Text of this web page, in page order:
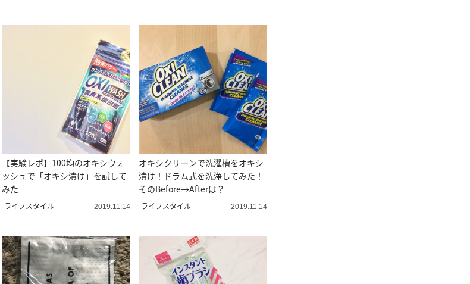
【実験レポ】100均のオキシウォ
ッシュで「オキシ漬け」を試して
みた
ライフスタイル 2019.11.14
オキシクリーンで洗濯槽をオキシ
漬け！ドラム式を洗浄してみた！
そのBefore→Afterは？
ライフスタイル 2019.11.14